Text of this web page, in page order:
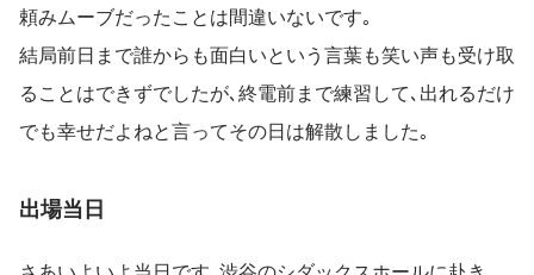
頼みムーブだったことは間違いないです｡
結局前日まで誰からも面白いという言葉も笑い声も受け取
ることはできずでしたが､終電前まで練習して､出れるだけ
でも幸せだよねと言ってその日は解散しました｡
出場当日